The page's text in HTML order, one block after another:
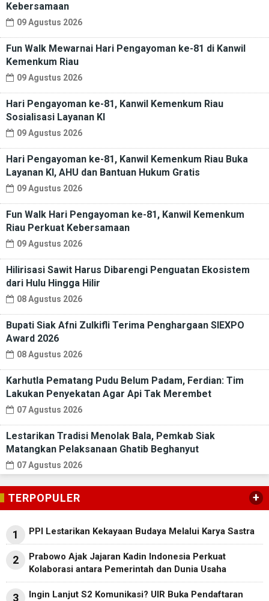
Kebersamaan
09 Agustus 2026
Fun Walk Mewarnai Hari Pengayoman ke-81 di Kanwil
Kemenkum Riau
09 Agustus 2026
Hari Pengayoman ke-81, Kanwil Kemenkum Riau
Sosialisasi Layanan KI
09 Agustus 2026
Hari Pengayoman ke-81, Kanwil Kemenkum Riau Buka
Layanan KI, AHU dan Bantuan Hukum Gratis
09 Agustus 2026
Fun Walk Hari Pengayoman ke-81, Kanwil Kemenkum
Riau Perkuat Kebersamaan
09 Agustus 2026
Hilirisasi Sawit Harus Dibarengi Penguatan Ekosistem
dari Hulu Hingga Hilir
08 Agustus 2026
Bupati Siak Afni Zulkifli Terima Penghargaan SIEXPO
Award 2026
08 Agustus 2026
Karhutla Pematang Pudu Belum Padam, Ferdian: Tim
Lakukan Penyekatan Agar Api Tak Merembet
07 Agustus 2026
Lestarikan Tradisi Menolak Bala, Pemkab Siak
Matangkan Pelaksanaan Ghatib Beghanyut
07 Agustus 2026
TERPOPULER +
1 PPI Lestarikan Kekayaan Budaya Melalui Karya Sastra
2
Prabowo Ajak Jajaran Kadin Indonesia Perkuat
Kolaborasi antara Pemerintah dan Dunia Usaha
3
Ingin Lanjut S2 Komunikasi? UIR Buka Pendaftaran